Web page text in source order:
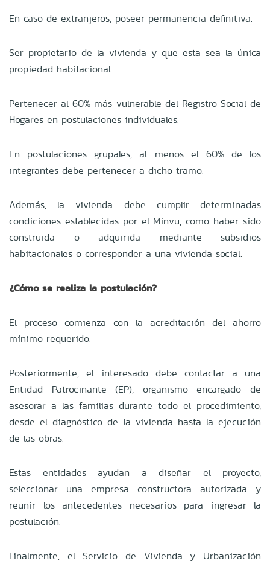
En caso de extranjeros, poseer permanencia definitiva.
Ser propietario de la vivienda y que esta sea la única
propiedad habitacional.
Pertenecer al 60% más vulnerable del Registro Social de
Hogares en postulaciones individuales.
En postulaciones grupales, al menos el 60% de los
integrantes debe pertenecer a dicho tramo.
Además, la vivienda debe cumplir determinadas
condiciones establecidas por el Minvu, como haber sido
construida o adquirida mediante subsidios
habitacionales o corresponder a una vivienda social.
¿Cómo se realiza la postulación?
El proceso comienza con la acreditación del ahorro
mínimo requerido.
Posteriormente, el interesado debe contactar a una
Entidad Patrocinante (EP), organismo encargado de
asesorar a las familias durante todo el procedimiento,
desde el diagnóstico de la vivienda hasta la ejecución
de las obras.
Estas entidades ayudan a diseñar el proyecto,
seleccionar una empresa constructora autorizada y
reunir los antecedentes necesarios para ingresar la
postulación.
Finalmente, el Servicio de Vivienda y Urbanización